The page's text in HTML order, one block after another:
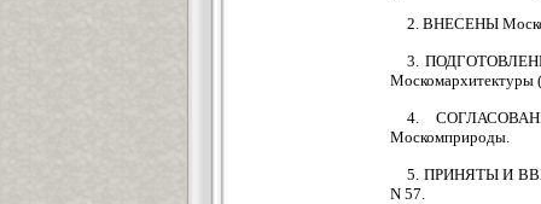
2. ВНЕСЕНЫ
3. ПОДГОТОВЛЕНЫ
4. СОГЛАСОВАНЫ
Москомприроды.
5. ПРИНЯТЫ И
N 57.